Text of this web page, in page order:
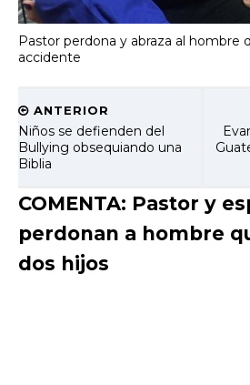
Pastor perdona y abraza al hombre
accidente
ANTERIOR
Niños se defienden del
Bullying obsequiando una
Biblia
COMENTA: Pastor y
perdonan a hombre
dos hijos